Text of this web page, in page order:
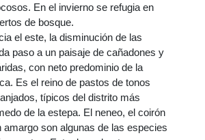
En el invierno se refugia en
de bosque.
el este, la disminución de las
paso a un paisaje de cañadones y
con neto predominio de la
Es el reino de pastos de tonos
típicos del distrito más
de la estepa. El neneo, el coirón
amargo son algunas de las especies